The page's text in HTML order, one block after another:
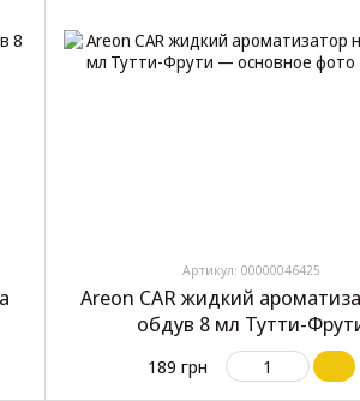
Артикул: 00000046425
Areon CAR жидкий
обдув 8 мл Тутти-
189 грн